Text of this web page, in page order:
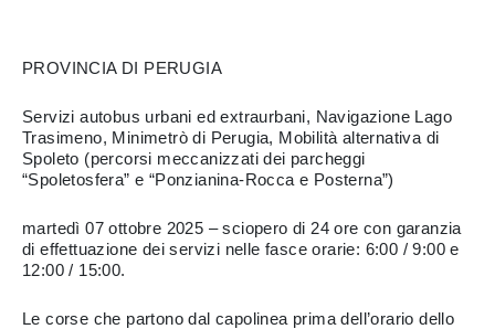
PROVINCIA DI PERUGIA
Servizi autobus urbani ed extraurbani, Navigazione Lago
Trasimeno, Minimetrò di Perugia, Mobilità alternativa di
Spoleto (percorsi meccanizzati dei parcheggi
“Spoletosfera” e “Ponzianina-Rocca e Posterna”)
martedì 07 ottobre 2025 – sciopero di 24 ore con garanzia
di effettuazione dei servizi nelle fasce orarie: 6:00 / 9:00 e
12:00 / 15:00.
Le corse che partono dal capolinea prima dell’orario dello